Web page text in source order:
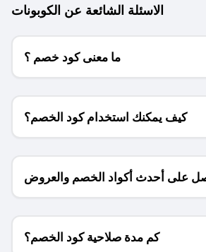
الاسئلة الشائعة عن الكوبونات
ما معنى كود خصم ؟
كيف يمكنك استخدام كود الخصم؟
على أحدث أكواد الخصم والعروض
للمتاجر؟
كم مدة صلاحية كود الخصم؟